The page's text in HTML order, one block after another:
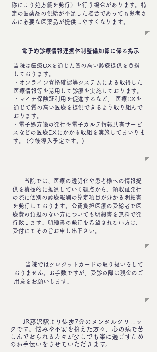
称により処方箋を発行）を行う場合があります。 特
定の医薬品の供給が不足した場合であっても患者さ
んに必要な医薬品が提供しやすくなります。
電子的診療情報連携体制整備加算に係る掲示
・マイナ保険証利用を促進するなど、 医療DXを
通じて質の高い医療を提供できるよう取り組んで
おります。
当院は医療DXを通じた質の高い診療提供を目指
しております。
・オンライン資格確認等システムによる取得した
医療情報等を活用して診療を実施しております。
・電子処方箋の発行や電子カルテ情報共有サービ
スなどの医療DXにかかる取組を実施してまいりま
す。 (今後導入予定です。)
当院では、医療の透明化や患者様への情報提
供を積極的に推進していく観点から、領収証発行
の際に個別の診療報酬の算定項目が分かる明細書
を発行しております。公費負担医療の受給者で医
療費の負担のない方についても明細書を無料で発
行致します。明細書の発行を希望されない方は、
受付にてその旨お申し出下さい。
当院ではクレジットカードの取り扱いをして
おりません。お手数ですが、受診の際は現金のご
用意をお願いします。
JR藤沢駅より徒歩7分のメンタルクリニッ
クです。悩みや不安を抱えた方々、心の病で苦
しんでおられる方々が少しでも楽に過ごすため
のお手伝いをさせていただきます。